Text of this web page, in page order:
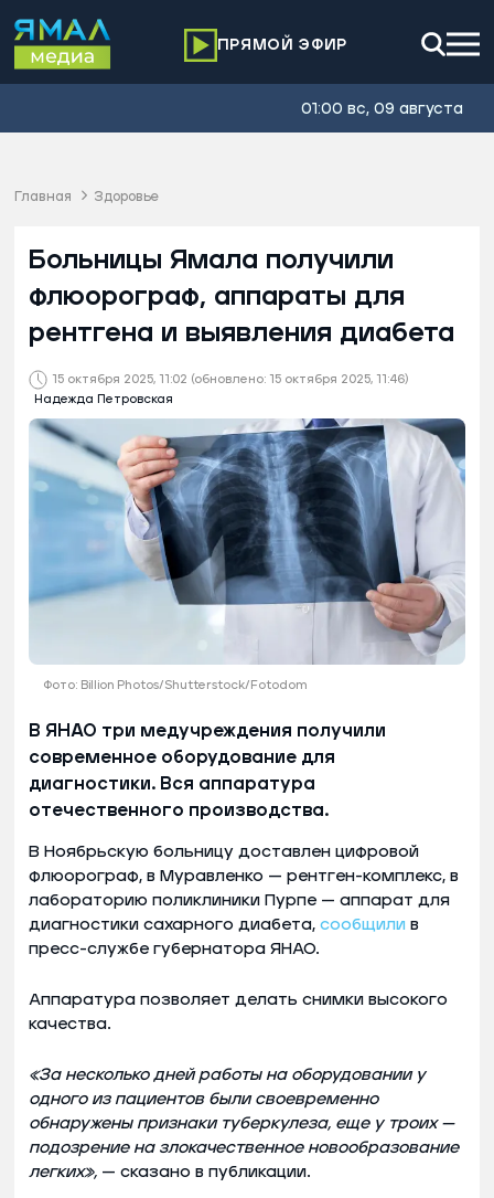
ПРЯМОЙ ЭФИР
01:00 вс, 09 августа
Главная Здоровье
15 октября 2025, 11:02 (обновлено: 15 октября 2025, 11:46)
Надежда Петровская
Больницы Ямала получили
флюорограф, аппараты для
рентгена и выявления диабета
Фото: Billion Photos/Shutterstock/Fotodom
В ЯНАО три медучреждения получили
современное оборудование для
диагностики. Вся аппаратура
отечественного производства.
В Ноябрьскую больницу доставлен цифровой
флюорограф, в Муравленко — рентген-комплекс, в
лабораторию поликлиники Пурпе — аппарат для
диагностики сахарного диабета, сообщили в
пресс-службе губернатора ЯНАО.
Аппаратура позволяет делать снимки высокого
качества.
«За несколько дней работы на оборудовании у
одного из пациентов были своевременно
обнаружены признаки туберкулеза, еще у троих —
подозрение на злокачественное новообразование
легких», — сказано в публикации.